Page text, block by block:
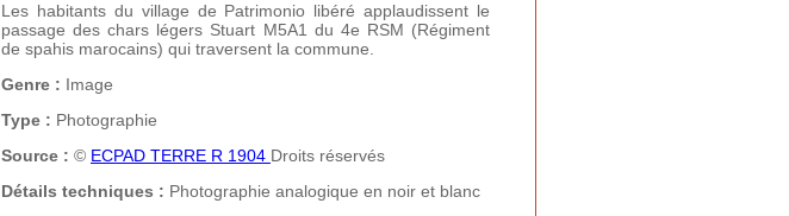
Les habitants du village de Patrimonio libéré applaudissent le
passage des chars légers Stuart M5A1 du 4e RSM (Régiment
de spahis marocains) qui traversent la commune.
Genre : Image
Type : Photographie
Source : © ECPAD TERRE R 1904 Droits réservés
Détails techniques : Photographie analogique en noir et blanc